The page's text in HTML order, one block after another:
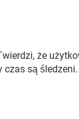
że
są